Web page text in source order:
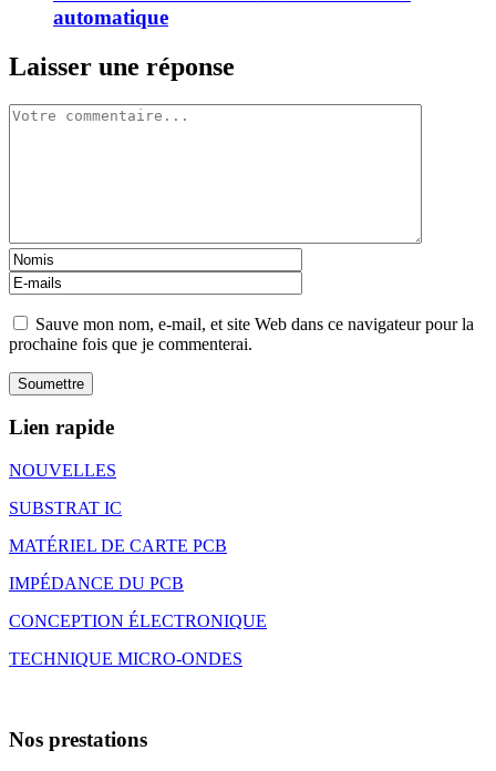
automatique
Laisser une réponse
Sauve mon nom, e-mail, et site Web dans ce navigateur pour la
prochaine fois que je commenterai.
Lien rapide
NOUVELLES
SUBSTRAT IC
MATÉRIEL DE CARTE PCB
IMPÉDANCE DU PCB
CONCEPTION ÉLECTRONIQUE
TECHNIQUE MICRO-ONDES
Nos prestations